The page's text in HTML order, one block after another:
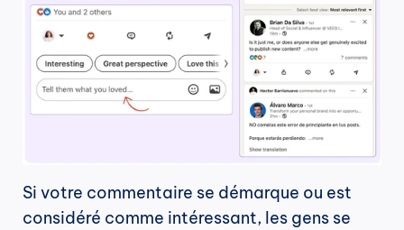
Si votre commentaire se démarque ou est
considéré comme intéressant, les gens se